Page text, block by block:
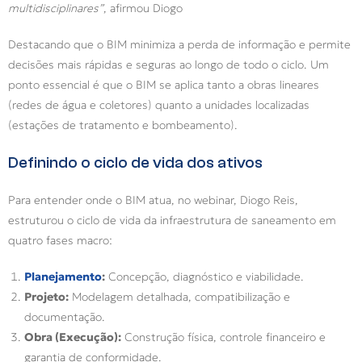
multidisciplinares”, afirmou Diogo
Destacando que o BIM minimiza a perda de informação e permite
decisões mais rápidas e seguras ao longo de todo o ciclo. Um
ponto essencial é que o BIM se aplica tanto a obras lineares
(redes de água e coletores) quanto a unidades localizadas
(estações de tratamento e bombeamento).
Definindo o ciclo de vida dos ativos
Para entender onde o BIM atua, no webinar, Diogo Reis,
estruturou o ciclo de vida da infraestrutura de saneamento em
quatro fases macro:
Planejamento: Concepção, diagnóstico e viabilidade.
Projeto: Modelagem detalhada, compatibilização e
documentação.
Obra (Execução): Construção física, controle financeiro e
garantia de conformidade.